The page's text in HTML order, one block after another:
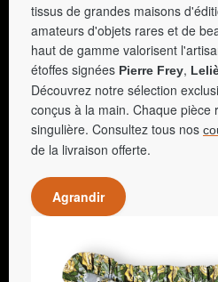
tissus de grandes maisons
amateurs d'objets rares et de
haut de gamme valorisent
étoffes signées Pierre Frey,
Découvrez notre sélection
conçus à la main. Chaque pièce
singulière. Consultez tous nos
de la livraison offerte.
Agrandir